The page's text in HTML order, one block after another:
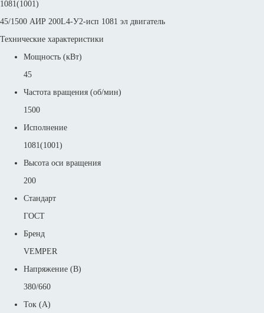
1081(1001)
45/1500 АИР 200L4-У2-исп 1081 эл двигатель
Технические характеристики
Мощность (кВт)
45
Частота вращения (об/мин)
1500
Исполнение
1081(1001)
Высота оси вращения
200
Стандарт
ГОСТ
Бренд
VEMPER
Напряжение (В)
380/660
Ток (А)